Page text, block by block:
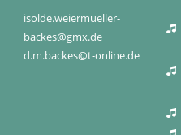
isolde.weiermueller-
backes@gmx.de
d.m.backes@t-online.de